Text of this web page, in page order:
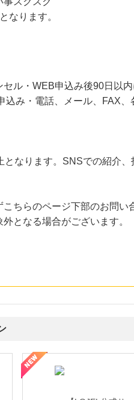
なります。
ル・WEB申込み後90日以
込み・電話、メール、FAX
となります。SNSでの紹介
こちらのページ下部のお問
となる場合がございます。
ド品・貴金属の無料査定
ての女性を美しくをテーマにし